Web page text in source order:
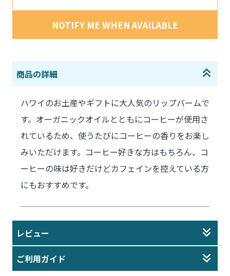
NOTIFY ME WHEN AVAILABLE
ハワイのお土産やギフトに大人気のリップバームで
す。オーガニックオイルとともにコーヒーが使用さ
れているため、使うたびにコーヒーの香りをお楽し
みいただけます。コーヒー好きな方はもちろん、コ
ーヒーの味は好きだけどカフェインを控えている方
にもおすすめです。